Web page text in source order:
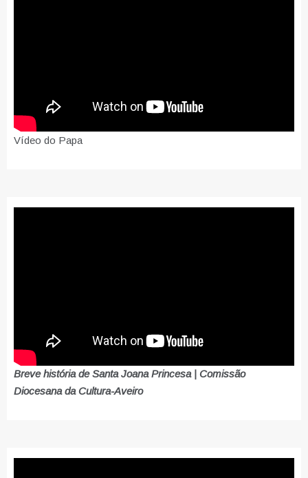
Vídeo do Papa
Breve história de Santa Joana Princesa | Comissão
Diocesana da Cultura-Aveiro